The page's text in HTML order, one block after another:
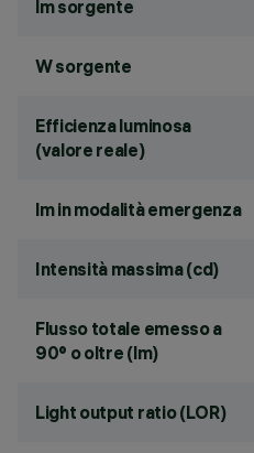
lm sorgente
W sorgente
Efficienza luminosa
(valore reale)
lm in modalità emergenza
Intensità massima (cd)
Flusso totale emesso a
90° o oltre (lm)
Light output ratio (LOR)